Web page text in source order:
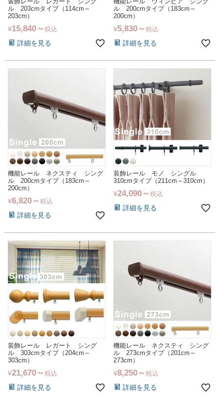
装飾レール レガート シング
ル 203cmタイプ（114cm～
203cm）
¥15,840 税込
詳細を見る
機能レール ウィンピア シング
ル 200cmタイプ（183cm～
200cm）
¥5,830 税込
詳細を見る
機能レール ネクスティ シング
ル 200cmタイプ（183cm～
200cm）
¥6,820 税込
詳細を見る
装飾レール モノ シングル
310cmタイプ（211cm～310cm）
¥24,090 税込
詳細を見る
装飾レール レガート シング
ル 303cmタイプ（204cm～
303cm）
¥21,670 税込
詳細を見る
機能レール ネクスティ シング
ル 273cmタイプ（201cm～
273cm）
¥8,250 税込
詳細を見る